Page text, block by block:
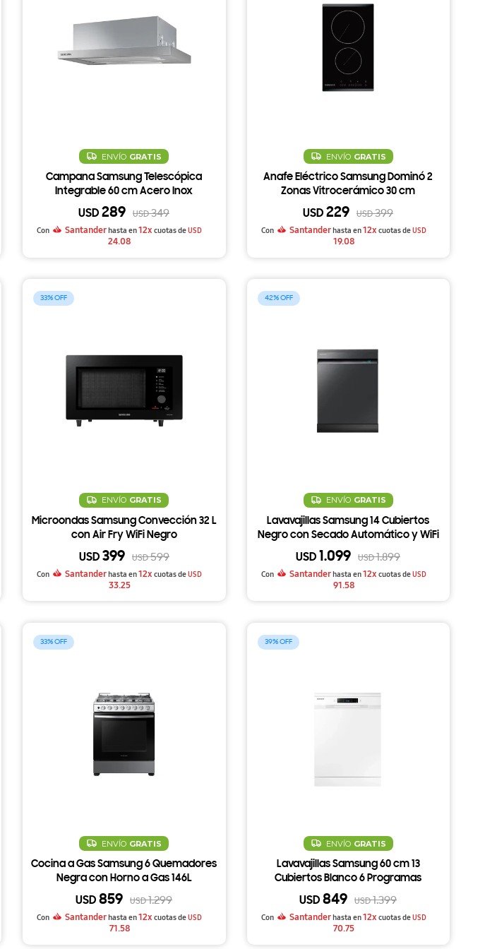
ENVÍO GRATIS
Campana Samsung Telescópica
Integrable 60 cm Acero Inox
USD 289 USD 349
Con Santanderhasta en12x cuotas deUSD
24.08
ENVÍO GRATIS
Anafe Eléctrico Samsung Dominó 2
Zonas Vitrocerámico 30 cm
USD 229 USD 399
Con Santander hasta en12x cuotas deUSD
19.08
33
ENVÍO GRATIS
Microondas Samsung Convección 32 L
con Air Fry WiFi Negro
USD 399 USD 599
Con Santanderhasta en12x cuotas deUSD
33.25
42
ENVÍO GRATIS
Lavavajillas Samsung 14 Cubiertos
Negro con Secado Automático y WiFi
USD 1.099 USD 1.899
Con Santanderhasta en12x cuotas deUSD
91.58
33
ENVÍO GRATIS
Cocina a Gas Samsung 6 Quemadores
Negra con Horno a Gas 146L
USD 859 USD 1.299
Con Santanderhasta en12x cuotas deUSD
71.58
39
ENVÍO GRATIS
Lavavajillas Samsung 60 cm 13
Cubiertos Blanco 6 Programas
USD 849 USD 1.399
Con Santander hasta en12x cuotas deUSD
70.75